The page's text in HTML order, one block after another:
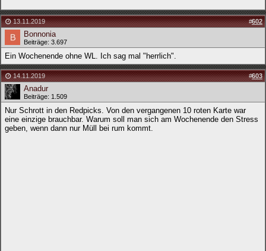
13.11.2019 #602
Bonnonia
Beiträge: 3.697
Ein Wochenende ohne WL. Ich sag mal "herrlich".
14.11.2019 #603
Anadur
Beiträge: 1.509
Nur Schrott in den Redpicks. Von den vergangenen 10 roten Karte war
eine einzige brauchbar. Warum soll man sich am Wochenende den Stress
geben, wenn dann nur Müll bei rum kommt.